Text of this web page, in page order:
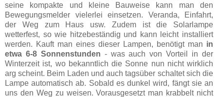
seine kompakte und kleine Bauweise kann man den
Bewegungsmelder vielerlei einsetzen. Veranda, Einfahrt,
der Weg zum Haus usw. Zudem ist die Solarlampe
wetterfest, so wie hitzebeständig und kann leicht installiert
werden. Kauft man eines dieser Lampen, benötigt man in
etwa 6-8 Sonnenstunden - was auch von Vorteil in der
Winterzeit ist, wo bekanntlich die Sonne nun nicht wirklich
arg scheint. Beim Laden und auch tagsüber schaltet sich die
Lampe automatisch ab. Sobald es dunkel wird, fängt sie an
uns den Weg zu weisen. Vorausgesetzt man krabbelt nicht